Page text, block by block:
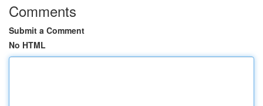
Comments
Submit a Comment
No HTML